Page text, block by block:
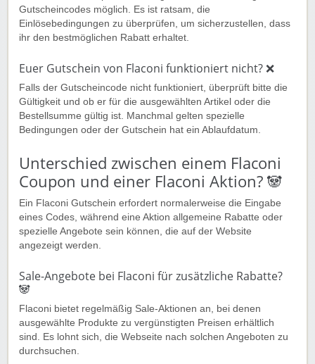
Gutscheincodes möglich. Es ist ratsam, die
Einlösebedingungen zu überprüfen, um sicherzustellen, dass
ihr den bestmöglichen Rabatt erhaltet.
Euer Gutschein von Flaconi funktioniert nicht? ❌
Falls der Gutscheincode nicht funktioniert, überprüft bitte die
Gültigkeit und ob er für die ausgewählten Artikel oder die
Bestellsumme gültig ist. Manchmal gelten spezielle
Bedingungen oder der Gutschein hat ein Ablaufdatum.
Unterschied zwischen einem Flaconi
Coupon und einer Flaconi Aktion? 🐼
Ein Flaconi Gutschein erfordert normalerweise die Eingabe
eines Codes, während eine Aktion allgemeine Rabatte oder
spezielle Angebote sein können, die auf der Website
angezeigt werden.
Sale-Angebote bei Flaconi für zusätzliche Rabatte?
🐼️
Flaconi bietet regelmäßig Sale-Aktionen an, bei denen
ausgewählte Produkte zu vergünstigten Preisen erhältlich
sind. Es lohnt sich, die Webseite nach solchen Angeboten zu
durchsuchen.